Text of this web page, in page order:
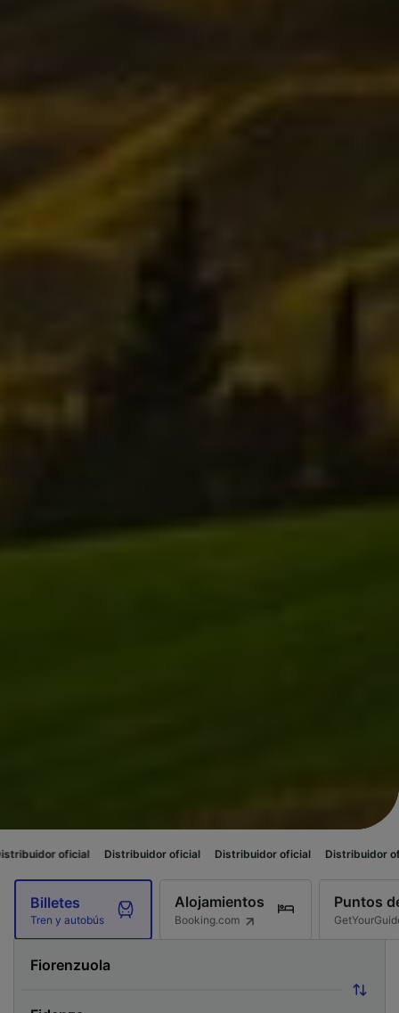
Distribuidor oficial Distribuidor oficial Distribuidor oficial
Billetes
Tren y autobús
Alojamientos
Booking.com
Puntos